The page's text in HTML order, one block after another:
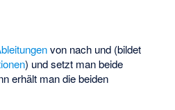
von nach und (bildet
) und setzt man beide
erhält man die beiden